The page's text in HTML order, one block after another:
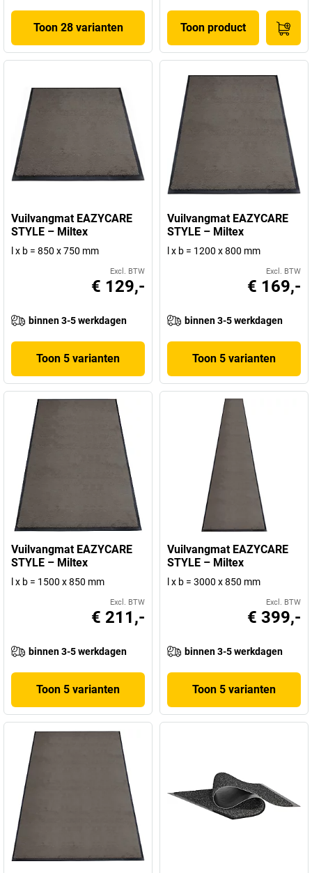
Toon 28 varianten Toon product
Vuilvangmat EAZYCARE
STYLE – Miltex
l x b = 850 x 750 mm
Excl. BTW
€ 129,-
binnen 3-5 werkdagen
Toon 5 varianten
Vuilvangmat EAZYCARE
STYLE – Miltex
l x b = 1200 x 800 mm
Excl. BTW
€ 169,-
binnen 3-5 werkdagen
Toon 5 varianten
Vuilvangmat EAZYCARE
STYLE – Miltex
l x b = 1500 x 850 mm
Excl. BTW
€ 211,-
binnen 3-5 werkdagen
Toon 5 varianten
Vuilvangmat EAZYCARE
STYLE – Miltex
l x b = 3000 x 850 mm
Excl. BTW
€ 399,-
binnen 3-5 werkdagen
Toon 5 varianten